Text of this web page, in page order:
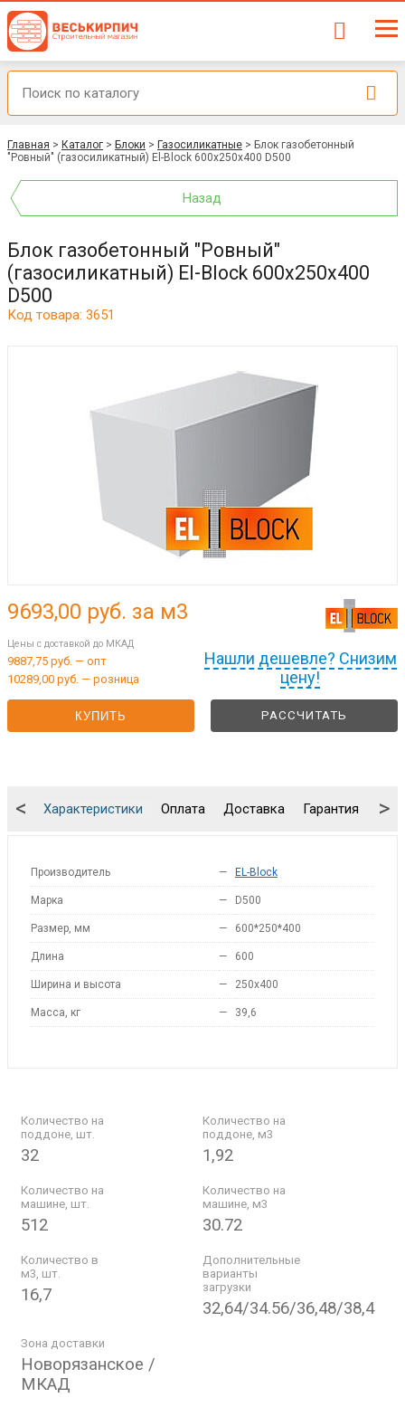
Главная > Каталог > Блоки > Газосиликатные > Блок газобетонный
"Ровный" (газосиликатный) El-Block 600х250х400 D500
Назад
Блок газобетонный "Ровный"
(газосиликатный) El-Block 600х250х400
D500
Код товара: 3651
Нашли дешевле? Снизим
цену!
9693,00 руб. за м3
Цены с доставкой до МКАД
9887,75 руб. — опт
10289,00 руб. — розница
КУПИТЬ РАССЧИТАТЬ
Характеристики Оплата Доставка Гарантия
< >
Производитель — EL-Block
Марка — D500
Размер, мм — 600*250*400
Длина — 600
Ширина и высота — 250x400
Масса, кг — 39,6
Количество на
поддоне, шт.
32
Количество на
поддоне, м3
1,92
Количество на
машине, шт.
512
Количество на
машине, м3
30.72
Количество в
м3, шт.
16,7
Дополнительные
варианты
загрузки
32,64/34.56/36,48/38,4
Зона доставки
Новорязанское /
МКАД